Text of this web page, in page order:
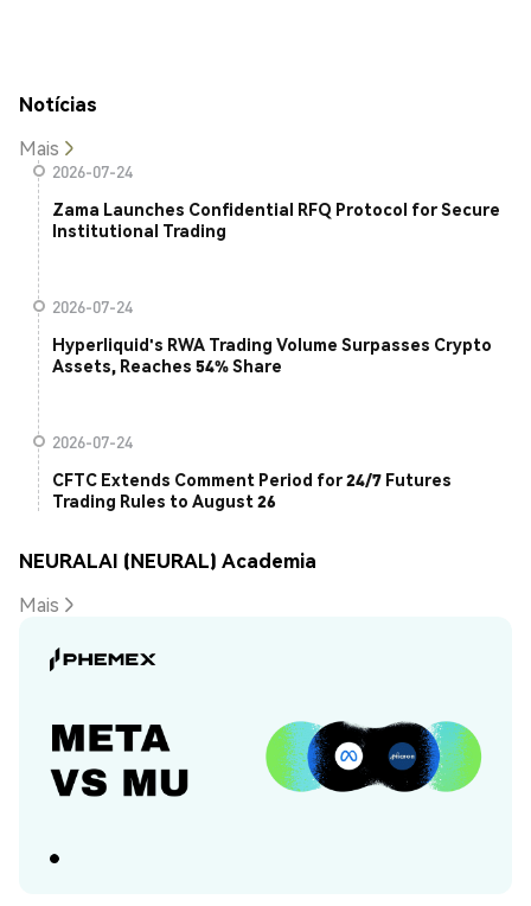
Notícias
Mais
2026-07-24
Zama Launches Confidential RFQ Protocol for Secure
Institutional Trading
2026-07-24
Hyperliquid's RWA Trading Volume Surpasses Crypto
Assets, Reaches 54% Share
2026-07-24
CFTC Extends Comment Period for 24/7 Futures
Trading Rules to August 26
NEURALAI (NEURAL) Academia
Mais